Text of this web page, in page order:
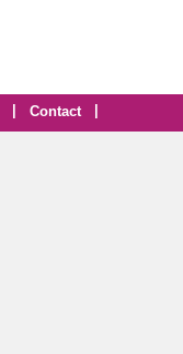
Contact